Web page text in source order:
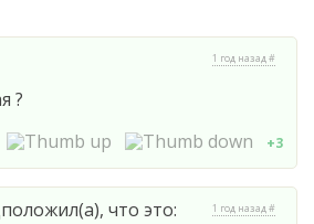
1 год назад #
?
+3
что это: 1 год назад #